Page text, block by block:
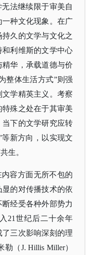
法继续限于审美自
种文化现象。在广
久的文学与文化之
利维斯的文学中心
华，承载道德与价
整体生活方式”则强
学精英主义。考察
殊之处在于其审美
下的文学研究应转
新方向，以实现文
生。
内容方面无所不包的
的对传播技术的依
经受各种外部势力
21世纪后二十余年
三次影响深刻的理
（J. Hillis Miller）